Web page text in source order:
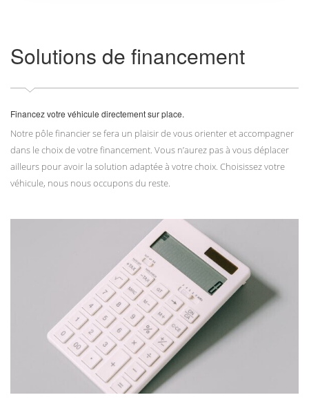
Solutions de financement
Financez votre véhicule directement sur place.
Notre pôle financier se fera un plaisir de vous orienter et accompagner
dans le choix de votre financement. Vous n’aurez pas à vous déplacer
ailleurs pour avoir la solution adaptée à votre choix. Choisissez votre
véhicule, nous nous occupons du reste.